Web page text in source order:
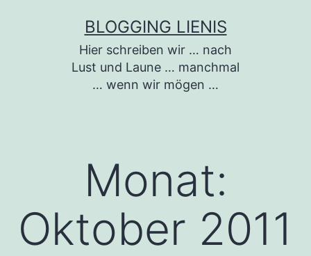
BLOGGING LIENIS
Hier schreiben wir … nach
Lust und Laune … manchmal
… wenn wir mögen …
Monat:
Oktober 2011